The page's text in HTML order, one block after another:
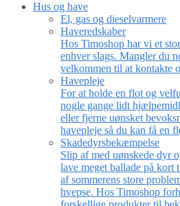
Hus og have
El, gas og dieselvarmere
Haveredskaber
Hos Timoshop har vi et
enhver slags. Mangler du
velkommen til at kontakte
Havepleje
For at holde en flot og
nogle gange lidt
eller fjerne uønsket
havepleje så du kan få en
Skadedyrsbekæmpelse
Slip af med uønskede dyr
lave meget ballade på kort
af sommerens store
hvepse. Hos Timoshop